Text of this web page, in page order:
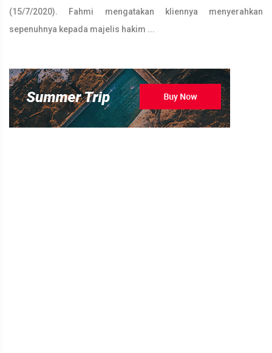
(15/7/2020). Fahmi mengatakan kliennya menyerahkan
sepenuhnya kepada majelis hakim ...